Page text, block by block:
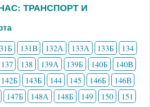
ТРАНСПОРТ И
131В 132А 133А 133Б
134
137 138 139А 139Б 140Б
140В
142Б 143Б 144 145 146Б
146В
147Б 148А 148Б 149 150
151